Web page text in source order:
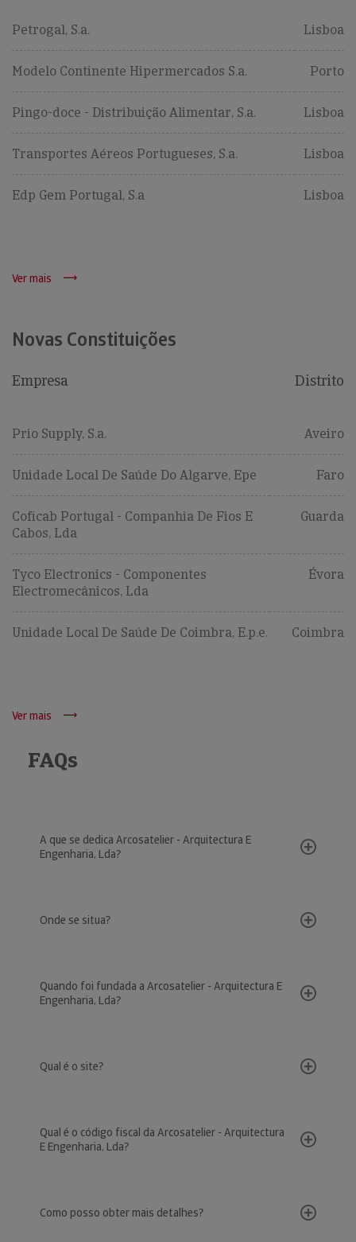
Petrogal, S.a. Lisboa
Modelo Continente Hipermercados S.a. Porto
Pingo-doce - Distribuição Alimentar, S.a. Lisboa
Transportes Aéreos Portugueses, S.a. Lisboa
Edp Gem Portugal, S.a Lisboa
Ver mais
Novas Constituições
Empresa Distrito
Prio Supply, S.a. Aveiro
Unidade Local De Saúde Do Algarve, Epe Faro
Coficab Portugal - Companhia De Fios E
Cabos, Lda
Guarda
Tyco Electronics - Componentes
Electromecânicos, Lda
Évora
Unidade Local De Saúde De Coimbra, E.p.e. Coimbra
Ver mais
FAQs
A que se dedica Arcosatelier - Arquitectura E
Engenharia, Lda?
Onde se situa?
Quando foi fundada a Arcosatelier - Arquitectura E
Engenharia, Lda?
Qual é o site?
Qual é o código fiscal da Arcosatelier - Arquitectura
E Engenharia, Lda?
Como posso obter mais detalhes?